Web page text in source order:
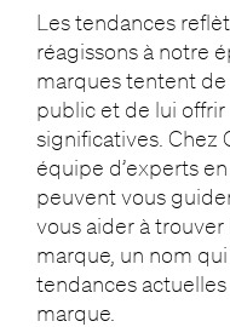
Les tendances
réagissons à notre
marques tentent
public et de lui
significatives. Chez
équipe d’experts
peuvent vous
vous aider à
marque, un nom
tendances
marque.